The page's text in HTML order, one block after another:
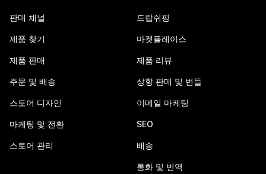
판매 채널
제품 찾기
제품 판매
주문 및 배송
스토어 디자인
마케팅 및 전환
스토어 관리
드랍쉬핑
마켓플레이스
제품 리뷰
상향 판매 및 번들
이메일 마케팅
SEO
배송
통화 및 번역